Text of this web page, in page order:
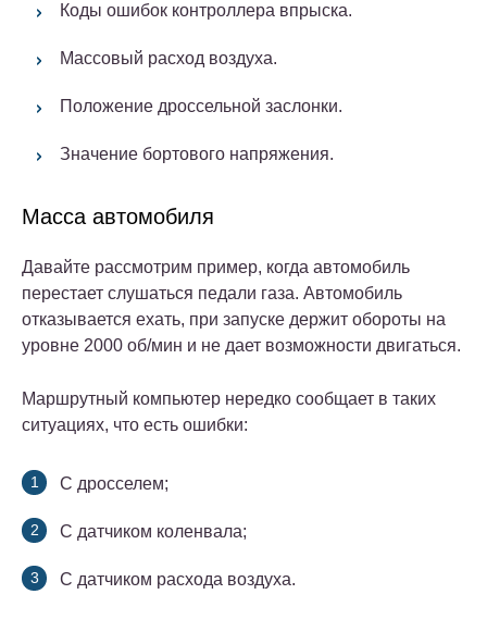
Коды ошибок контроллера впрыска.
Массовый расход воздуха.
Положение дроссельной заслонки.
Значение бортового напряжения.
Масса автомобиля
Давайте рассмотрим пример, когда автомобиль
перестает слушаться педали газа. Автомобиль
отказывается ехать, при запуске держит обороты на
уровне 2000 об/мин и не дает возможности двигаться.
Маршрутный компьютер нередко сообщает в таких
ситуациях, что есть ошибки:
С дросселем;
С датчиком коленвала;
С датчиком расхода воздуха.